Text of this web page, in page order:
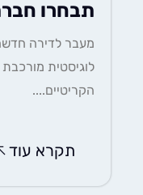
תבחרו חברת
מעבר לדירה חדשה או
לוגיסטית מורכבת כאשר
הקריטיים....
תקרא עוד